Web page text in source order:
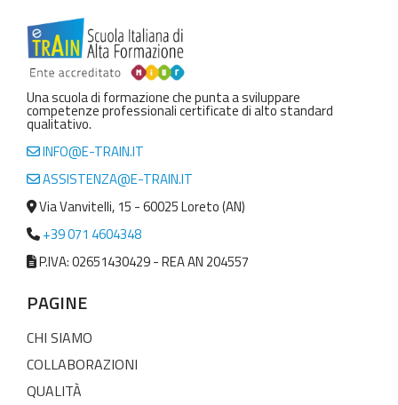
Una scuola di formazione che punta a sviluppare
competenze professionali certificate di alto standard
qualitativo.
INFO@E-TRAIN.IT
ASSISTENZA@E-TRAIN.IT
Via Vanvitelli, 15 - 60025 Loreto (AN)
+39 071 4604348
P.IVA: 02651430429 - REA AN 204557
PAGINE
CHI SIAMO
COLLABORAZIONI
QUALITÀ